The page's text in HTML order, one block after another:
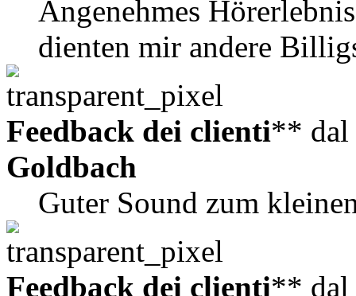
Angenehmes
dienten mir andere
Feedback dei clienti** dal
Goldbach
Guter Sound zum
Feedback dei clienti** dal